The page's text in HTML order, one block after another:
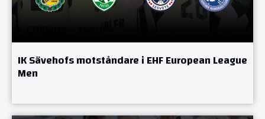
IK Sävehofs motståndare i EHF European League
Men